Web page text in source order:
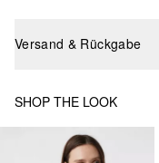
Versand & Rückgabe
SHOP THE LOOK